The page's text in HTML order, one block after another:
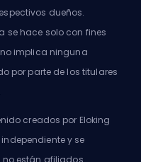
dueños.
se hace solo con fines
implica ninguna
por parte de los titulares
creados por Eloking
y se